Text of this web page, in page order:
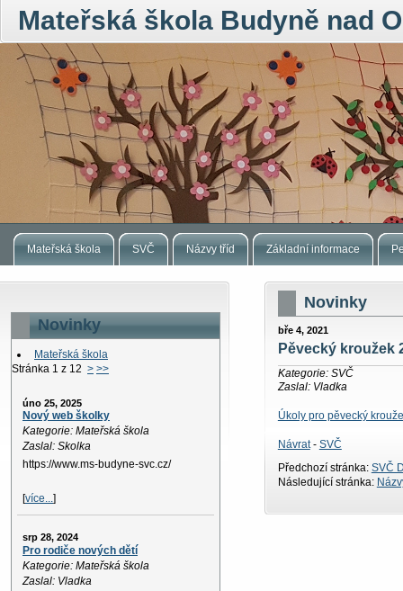
Mateřská škola Budyně nad
Mateřská škola SVČ Názvy tříd Základní informace
Novinky
Mateřská škola
Stránka 1 z 12 > >>
úno 25, 2025
Nový web školky
Kategorie: Mateřská škola
Zaslal: Skolka
https://www.ms-budyne-svc.cz/
[více...]
srp 28, 2024
Pro rodiče nových dětí
Kategorie: Mateřská škola
Zaslal: Vladka
Novinky
bře 4, 2021
Pěvecký kroužek
Kategorie: SVČ
Zaslal: Vladka
Úkoly pro pěvecký
Návrat- SVČ
Předchozí stránka: SVČ
Následující stránka: